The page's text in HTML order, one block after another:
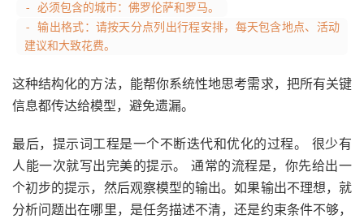
- 必须包含的城市：佛罗伦萨和罗马。
- 输出格式：请按天分点列出行程安排，每天包含地点、活动
建议和大致花费。
这种结构化的方法，能帮你系统性地思考需求，把所有关键
信息都传达给模型，避免遗漏。
最后，提示词工程是一个不断迭代和优化的过程。 很少有
人能一次就写出完美的提示。 通常的流程是，你先给出一
个初步的提示，然后观察模型的输出。如果输出不理想，就
分析问题出在哪里，是任务描述不清，还是约束条件不够，